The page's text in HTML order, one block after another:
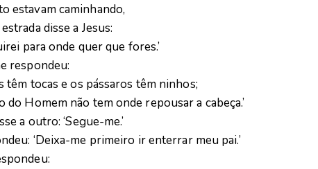
estavam caminhando,
disse a Jesus:
para onde quer que fores.’
respondeu:
têm tocas e os pássaros têm ninhos;
do Homem não tem onde repousar a cabeça.’
a outro: ‘Segue-me.’
‘Deixa-me primeiro ir enterrar meu pai.’